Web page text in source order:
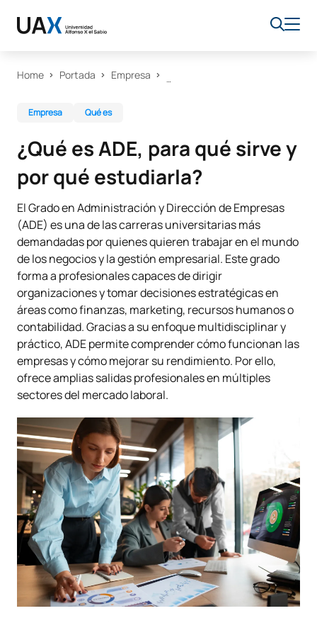
Home Portada Empresa
Empresa Qué es
¿Qué es ADE, para qué sirve y
por qué estudiarla?
El Grado en Administración y Dirección de Empresas
(ADE) es una de las carreras universitarias más
demandadas por quienes quieren trabajar en el mundo
de los negocios y la gestión empresarial. Este grado
forma a profesionales capaces de dirigir
organizaciones y tomar decisiones estratégicas en
áreas como finanzas, marketing, recursos humanos o
contabilidad. Gracias a su enfoque multidisciplinar y
práctico, ADE permite comprender cómo funcionan las
empresas y cómo mejorar su rendimiento. Por ello,
ofrece amplias salidas profesionales en múltiples
sectores del mercado laboral.